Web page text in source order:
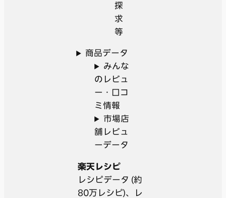
探
求
等
商品データ
みんな
のレビュ
ー・口コ
ミ情報
市場店
舗レビュ
ーデータ
楽天レシピ
レシピデータ (約
80万レシピ)、レ